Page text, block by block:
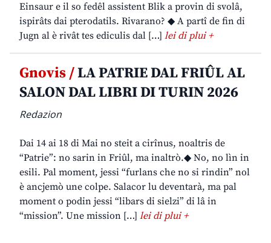
Einsaur e il so fedêl assistent Blik a provin di svolâ,
ispirâts dai pterodatils. Rivarano? ◆ A partî de fin di
Jugn al è rivât tes ediculis dal […] lei di plui +
Gnovis /LA PATRIE DAL FRIÛL AL
SALON DAL LIBRI DI TURIN 2026
Redazion
Dai 14 ai 18 di Mai no steit a cirînus, noaltris de
“Patrie”: no sarin in Friûl, ma inaltrò.◆ No, no lìn in
esili. Pal moment, jessi “furlans che no si rindin” nol
è ancjemò une colpe. Salacor lu deventarà, ma pal
moment o podin jessi “libars di sielzi” di lâ in
“mission”. Une mission […] lei di plui +